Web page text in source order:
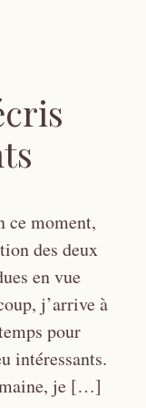
ce moment,
des deux
en vue
j’arrive à
pour
intéressants.
je […]